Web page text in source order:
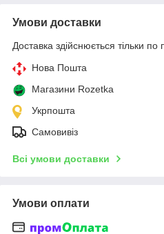
Умови доставки
Доставка здійснюється тільки по
Нова Пошта
Магазини Rozetka
Укрпошта
Самовивіз
Всі умови доставки
Умови оплати